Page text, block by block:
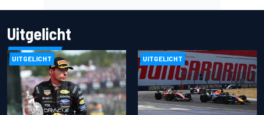
Uitgelicht
UITGELICHT UITGELICHT